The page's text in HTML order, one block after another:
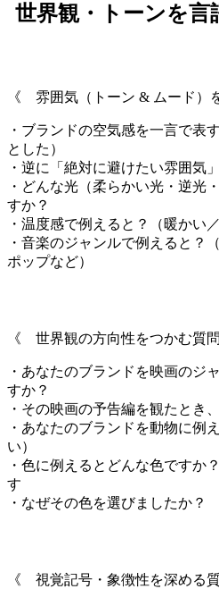
世界観・トーンを言
《 雰囲気（トーン & ムード）
・ブランドの空気感を一言で表
とした）
・逆に「絶対に避けたい雰囲気
・どんな光（柔らかい光・逆光
すか？
・温度感で例えると？（暖かい
・音楽のジャンルで例えると？
ポップなど）
《 世界観の方向性をつかむ質
・あなたのブランドを映画のジ
すか？
・その映画の予告編を観たとき
・あなたのブランドを動物に例
い）
・色に例えるとどんな色ですか
す
・なぜその色を選びましたか？
《 視覚記号・象徴性を深める